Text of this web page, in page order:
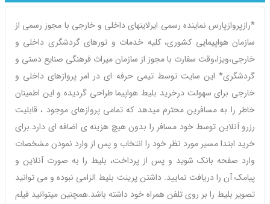
*رازپروازپارس نماینده رسمی ایرلاینهای داخلی و خارجی با مجوز رسمی از
سازمان هواپیمایی کشوری، کلیه خدمات و تورهای گردشگری داخلی و
خارجی،ویزا،وقت سفارت با مجوز از سازمان میراث فرهنگی صنایع دستی و
گردشگری* این سایت توسط تیمی حرفه ای در امر پروازهای داخلی و
خارجی برای سهولت درخرید بلیط هواپیما طراحی گردیده و این اطمینان
خاطر را به مسافرین محترم میدهد که تمامی پروازهای موجود ، قابلیت
رزرو آنلاین توسط خود مسافر را بدون هیچ هزینه ی اضافه ای دارد.برای
خرید ابتدا مسیر مورد نظر خود را انتخاب و پس از وارد نمودن مشخصات
وارد صفحه بانک شوید و پس از پرداخت، بلیط را به صورت آنلاین و
پیامک آن را دریافت نمایید. داشتن پرینت بلیط الزامی نبوده و می توانید
تصویر بلیط را بر روی تلفن همراه خود داشته باشد.همچنین میتوانید فیلم